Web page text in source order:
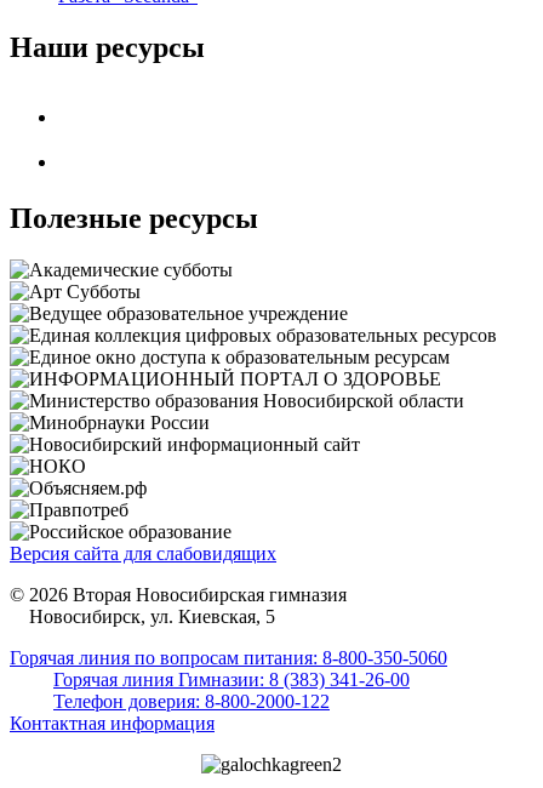
Наши ресурсы
Полезные ресурсы
Версия сайта для слабовидящих
© 2026 Вторая Новосибирская гимназия
Новосибирск, ул. Киевская, 5
Горячая линия по вопросам питания: 8-800-350-5060
Горячая линия Гимназии: 8 (383) 341-26-00
Телефон доверия: 8-800-2000-122
Контактная информация